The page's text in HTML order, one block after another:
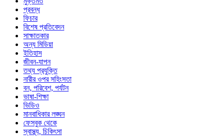
প্রবন্ধ
ফিচার
বিশেষ প্রতিবেদন
সাক্ষাতকার
অন্য মিডিয়া
ইতিহাস
জীবন-যাপন
তথ্য প্রযুক্তি
নারীর ওপর সহিংসতা
বন, পরিবেশ, পর্যটন
ভাষা-শিক্ষা
ভিডিও
মানবাধিকার লঙ্ঘন
ফেসবুক থেকে
স্বাস্থ্য, চিকিৎসা